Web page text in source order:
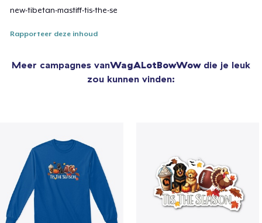
new-tibetan-mastiff-tis-the-se
Rapporteer deze inhoud
Meer campagnes vanWagALotBowWowdie je leuk
zou kunnen vinden: